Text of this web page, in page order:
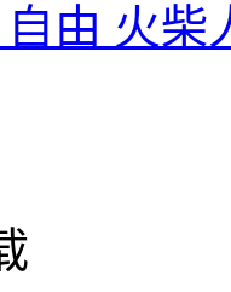
自由 火柴